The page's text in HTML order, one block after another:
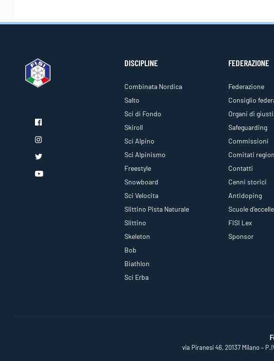
DISCIPLINE
Combinata Nordica
Salto
Sci di Fondo
Skiroll
Sci Alpino
Sci Alpinismo
Freestyle
Snowboard
Sci Velocita
Slittino Pista Naturale
Slittino
Skeleton
Bob
Biathlon
Sci Erba
FEDERAZIONE
Federazione
Consiglio
Organi di
Safeguarding
Commissioni
Comitati
Contatti
Cenni storici
Antidoping
Scuole
FISI Lex
Sponsor
via Piranesi 46, 20137 Milano –